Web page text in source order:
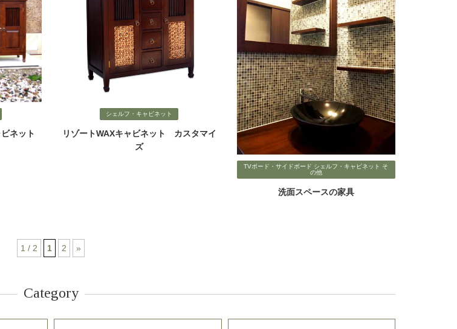
ネット
シェルフ・キャビネット
リゾートWAXキャビネット カスタマイ
ズ
TVボード・サイドボード シェルフ・キャビネット そ
の他
洗面スペースの家具
1 / 2 1 2 »
Category